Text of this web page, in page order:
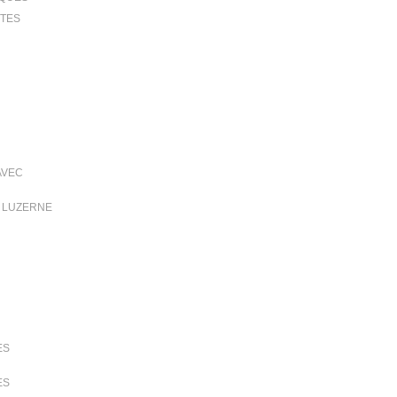
LUZERNE